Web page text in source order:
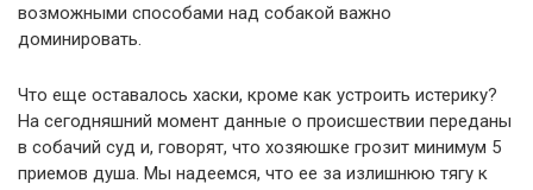
возможными способами над собакой важно
доминировать.
Что еще оставалось хаски, кроме как устроить истерику?
На сегодняшний момент данные о происшествии переданы
в собачий суд и, говорят, что хозяюшке грозит минимум 5
приемов душа. Мы надеемся, что ее за излишнюю тягу к